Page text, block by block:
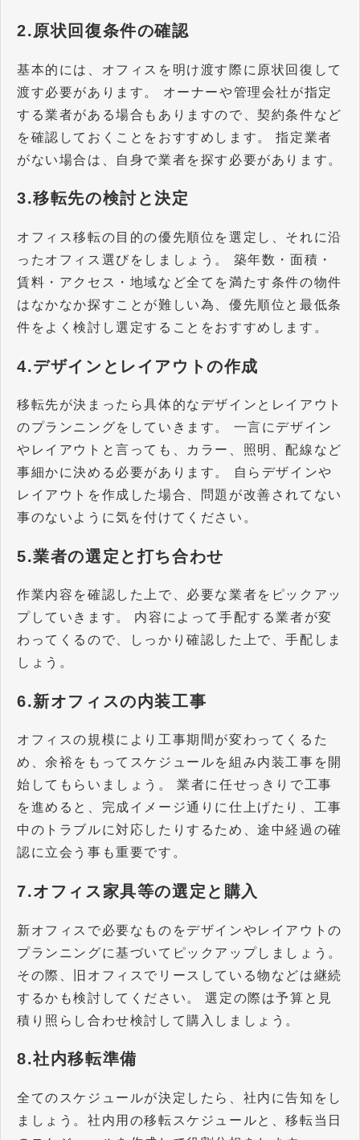
2.原状回復条件の確認
基本的には、オフィスを明け渡す際に原状回復して
渡す必要があります。 オーナーや管理会社が指定
する業者がある場合もありますので、契約条件など
を確認しておくことをおすすめします。 指定業者
がない場合は、自身で業者を探す必要があります。
3.移転先の検討と決定
オフィス移転の目的の優先順位を選定し、それに沿
ったオフィス選びをしましょう。 築年数・面積・
賃料・アクセス・地域など全てを満たす条件の物件
はなかなか探すことが難しい為、優先順位と最低条
件をよく検討し選定することをおすすめします。
4.デザインとレイアウトの作成
移転先が決まったら具体的なデザインとレイアウト
のプランニングをしていきます。 一言にデザイン
やレイアウトと言っても、カラー、照明、配線など
事細かに決める必要があります。 自らデザインや
レイアウトを作成した場合、問題が改善されてない
事のないように気を付けてください。
5.業者の選定と打ち合わせ
作業内容を確認した上で、必要な業者をピックアッ
プしていきます。 内容によって手配する業者が変
わってくるので、しっかり確認した上で、手配しま
しょう。
6.新オフィスの内装工事
オフィスの規模により工事期間が変わってくるた
め、余裕をもってスケジュールを組み内装工事を開
始してもらいましょう。 業者に任せっきりで工事
を進めると、完成イメージ通りに仕上げたり、工事
中のトラブルに対応したりするため、途中経過の確
認に立会う事も重要です。
7.オフィス家具等の選定と購入
新オフィスで必要なものをデザインやレイアウトの
プランニングに基づいてピックアップしましょう。
その際、旧オフィスでリースしている物などは継続
するかも検討してください。 選定の際は予算と見
積り照らし合わせ検討して購入しましょう。
8.社内移転準備
全てのスケジュールが決定したら、社内に告知をし
ましょう。社内用の移転スケジュールと、移転当日